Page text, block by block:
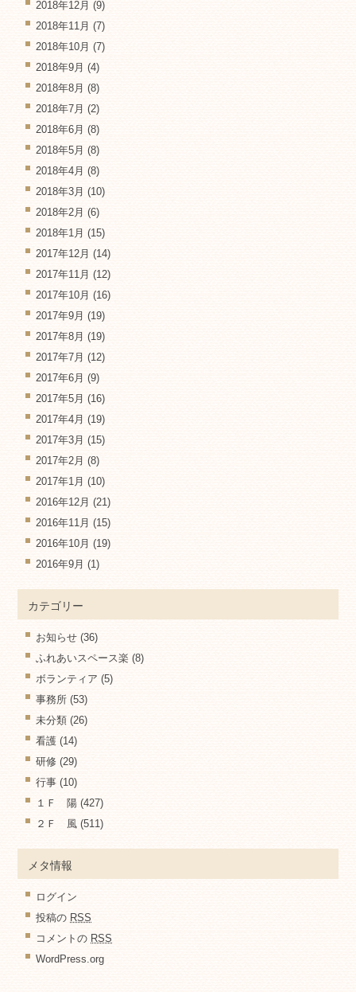
2018年12月 (9)
2018年11月 (7)
2018年10月 (7)
2018年9月 (4)
2018年8月 (8)
2018年7月 (2)
2018年6月 (8)
2018年5月 (8)
2018年4月 (8)
2018年3月 (10)
2018年2月 (6)
2018年1月 (15)
2017年12月 (14)
2017年11月 (12)
2017年10月 (16)
2017年9月 (19)
2017年8月 (19)
2017年7月 (12)
2017年6月 (9)
2017年5月 (16)
2017年4月 (19)
2017年3月 (15)
2017年2月 (8)
2017年1月 (10)
2016年12月 (21)
2016年11月 (15)
2016年10月 (19)
2016年9月 (1)
カテゴリー
お知らせ (36)
ふれあいスペース楽 (8)
ボランティア (5)
事務所 (53)
未分類 (26)
看護 (14)
研修 (29)
行事 (10)
１Ｆ 陽 (427)
２Ｆ 風 (511)
メタ情報
ログイン
投稿の RSS
コメントの RSS
WordPress.org